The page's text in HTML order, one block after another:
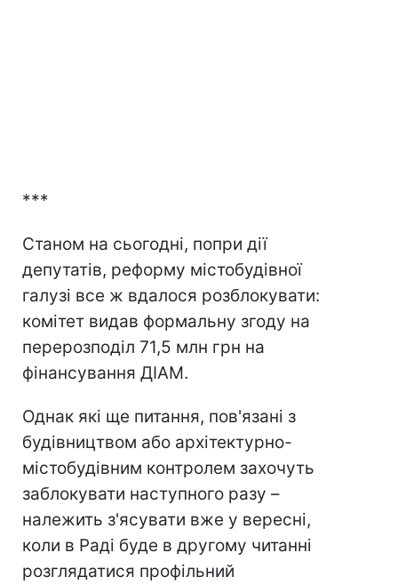
***
Станом на сьогодні, попри дії
депутатів, реформу містобудівної
галузі все ж вдалося розблокувати:
комітет видав формальну згоду на
перерозподіл 71,5 млн грн на
фінансування ДІАМ.
Однак які ще питання, пов'язані з
будівництвом або архітектурно-
містобудівним контролем захочуть
заблокувати наступного разу –
належить з'ясувати вже у вересні,
коли в Раді буде в другому читанні
розглядатися профільний